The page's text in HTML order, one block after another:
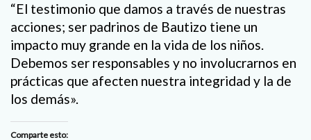
“El testimonio que damos a través de nuestras
acciones; ser padrinos de Bautizo tiene un
impacto muy grande en la vida de los niños.
Debemos ser responsables y no involucrarnos en
prácticas que afecten nuestra integridad y la de
los demás».
Comparte esto: